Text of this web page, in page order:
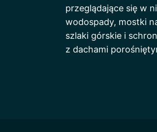
przeglądające się w
wodospady, mostki
szlaki górskie i
z dachami